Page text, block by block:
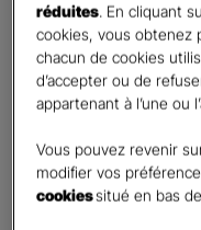
Contact*
First
No
country
réduites. En cliquant
cookies, vous obtenez
chacun de cookies
d’accepter ou de
appartenant à l’une ou
Vous pouvez revenir
modifier vos
cookiessitué en bas